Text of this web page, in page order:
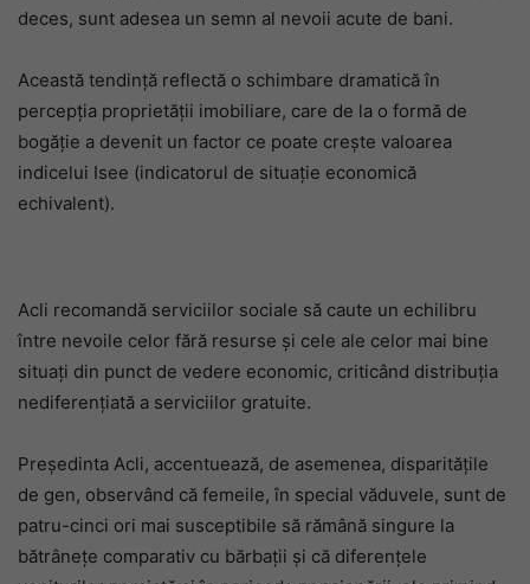
deces, sunt adesea un semn al nevoii acute de bani.
Această tendință reflectă o schimbare dramatică în
percepția proprietății imobiliare, care de la o formă de
bogăție a devenit un factor ce poate crește valoarea
indicelui Isee (indicatorul de situație economică
echivalent).
Acli recomandă serviciilor sociale să caute un echilibru
între nevoile celor fără resurse și cele ale celor mai bine
situați din punct de vedere economic, criticând distribuția
nediferențiată a serviciilor gratuite.
Președinta Acli, accentuează, de asemenea, disparitățile
de gen, observând că femeile, în special văduvele, sunt de
patru-cinci ori mai susceptibile să rămână singure la
bătrânețe comparativ cu bărbații și că diferențele